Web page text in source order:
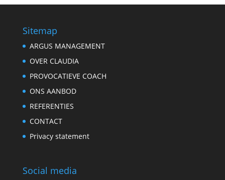
Sitemap
ARGUS MANAGEMENT
OVER CLAUDIA
PROVOCATIEVE COACH
ONS AANBOD
REFERENTIES
CONTACT
Privacy statement
Social media